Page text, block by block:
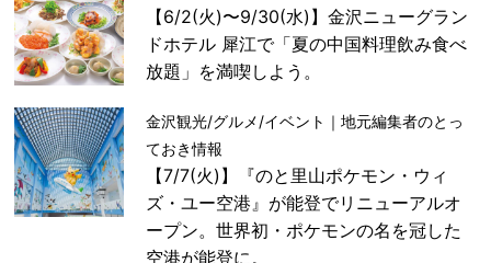
【6/2(火)〜9/30(水)】金沢ニューグラン
ドホテル 犀江で「夏の中国料理飲み食べ
放題」を満喫しよう。
金沢観光/グルメ/イベント｜地元編集者のとっ
ておき情報
【7/7(火)】『のと里山ポケモン・ウィ
ズ・ユー空港』が能登でリニューアルオ
ープン。世界初・ポケモンの名を冠した
空港が能登に。